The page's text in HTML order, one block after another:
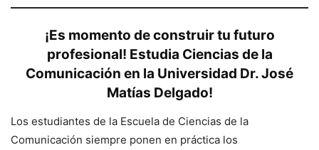
¡Es momento de construir tu futuro
profesional! Estudia Ciencias de la
Comunicación en la Universidad Dr. José
Matías Delgado!
Los estudiantes de la Escuela de Ciencias de la
Comunicación siempre ponen en práctica los